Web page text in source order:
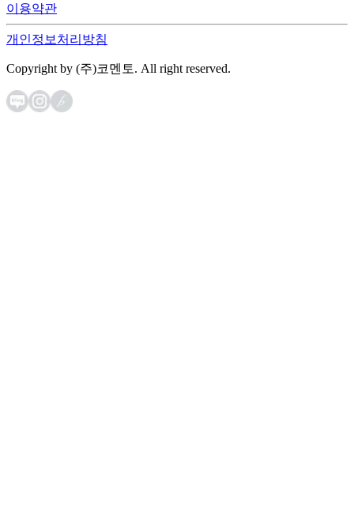
이용약관
개인정보처리방침
Copyright by (주)코멘토. All right reserved.